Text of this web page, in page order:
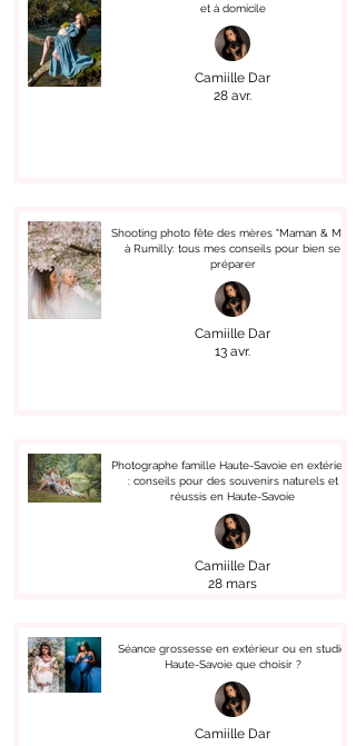
et à domicile
Camiille Dar
28 avr.
Shooting photo fête des mères "Maman & Moi"
à Rumilly: tous mes conseils pour bien se
préparer
Camiille Dar
13 avr.
Photographe famille Haute-Savoie en extérieur
: conseils pour des souvenirs naturels et
réussis en Haute-Savoie
Camiille Dar
28 mars
Séance grossesse en extérieur ou en studio
Haute-Savoie que choisir ?
Camiille Dar